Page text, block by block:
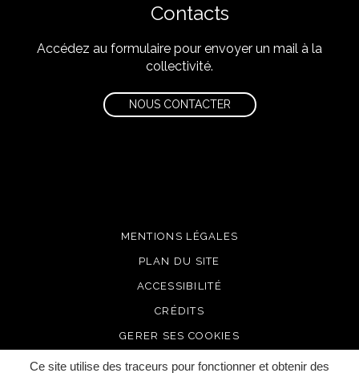
Ce site utilise des traceurs pour fonctionner et obtenir des
Contacts
Accédez au formulaire pour envoyer un mail à la
collectivité.
NOUS CONTACTER
MENTIONS LÉGALES
PLAN DU SITE
ACCESSIBILITÉ
CRÉDITS
GERER SES COOKIES